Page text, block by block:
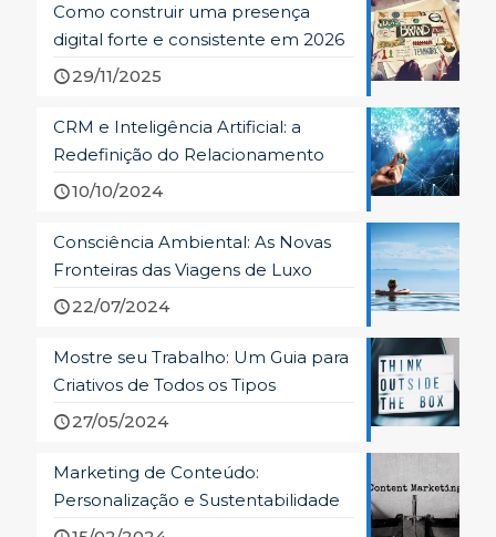
Como construir uma presença
digital forte e consistente em 2026
29/11/2025
CRM e Inteligência Artificial: a
Redefinição do Relacionamento
10/10/2024
Consciência Ambiental: As Novas
Fronteiras das Viagens de Luxo
22/07/2024
Mostre seu Trabalho: Um Guia para
Criativos de Todos os Tipos
27/05/2024
Marketing de Conteúdo:
Personalização e Sustentabilidade